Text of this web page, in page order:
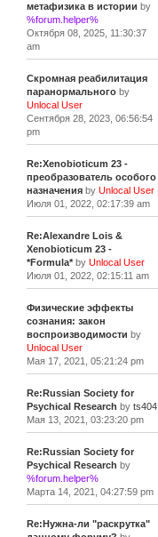
метафизика в истории by
%forum.helper%
Октября 08, 2025, 11:30:37
am
Скромная реабилитация
паранормальногоby
Unlocal User
Сентября 28, 2023, 06:56:54
pm
Re:Xenobioticum 23 -
преобразователь особого
назначенияby Unlocal User
Июля 01, 2022, 02:17:39 am
Re:Alexandre Lois &
Xenobioticum 23 -
*Formula*by Unlocal User
Июля 01, 2022, 02:15:11 am
Физические эффекты
сознания: закон
воспроизводимости by
Unlocal User
Мая 17, 2021, 05:21:24 pm
Re:Russian Society for
Psychical Research by ts404
Мая 13, 2021, 03:23:20 pm
Re:Russian Society for
Psychical Research by
%forum.helper%
Марта 14, 2021, 04:27:59 pm
Re:Нужна-ли "раскрутка"